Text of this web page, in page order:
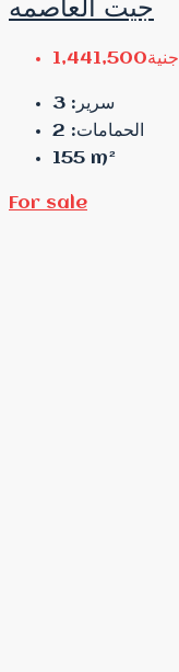
جيت العاصمه
جنية1,441,500
سرير: 3
الحمامات: 2
155 m²
For sale